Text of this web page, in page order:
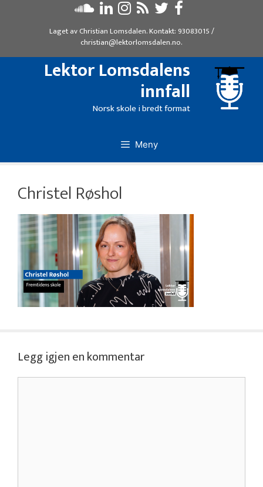
Laget avChristian Lomsdalen. Kontakt: 93083015/
christian@lektorlomsdalen.no.
Lektor Lomsdalens
innfall
Norsk skole i bredt format
Meny
Christel Røshol
Legg igjen en kommentar